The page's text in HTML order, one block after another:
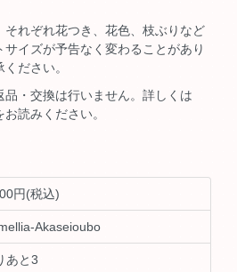
れぞれ花つき、花色、枝ぶりなど
イズが予告なく変わることがあり
ださい。
・交換は行いません。詳しくは
読みください。
円(税込)
Akaseioubo
あと3